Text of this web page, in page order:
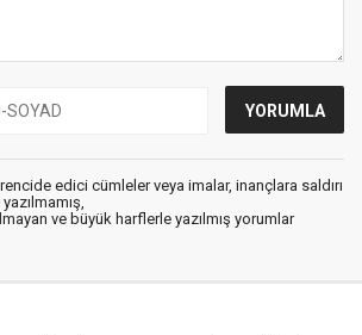
edici cümleler veya imalar, inançlara saldırı
ve büyük harflerle yazılmış yorumlar